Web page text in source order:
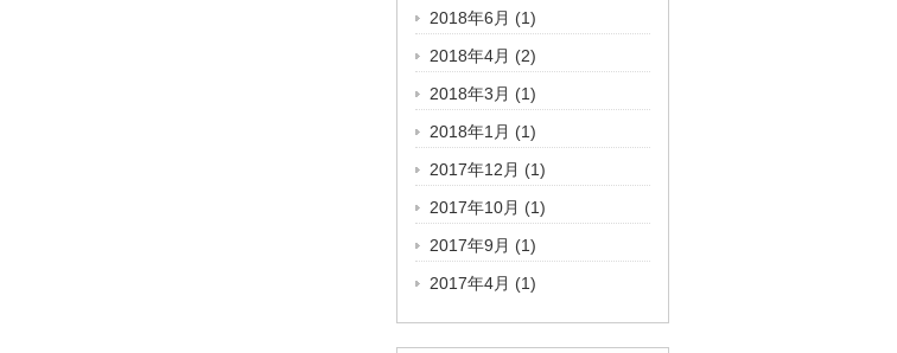
2018年6月 (1)
2018年4月 (2)
2018年3月 (1)
2018年1月 (1)
2017年12月 (1)
2017年10月 (1)
2017年9月 (1)
2017年4月 (1)